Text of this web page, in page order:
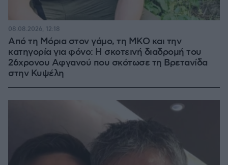
Από τη Μόρια στον γάμο, τη ΜΚΟ και την
κατηγορία για φόνο: Η σκοτεινή διαδρομή του
26χρονου Αφγανού που σκότωσε τη Βρετανίδα
στην Κυψέλη
08.08.2026, 12:18